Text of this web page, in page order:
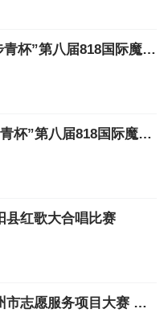
直播回放丨 “步青杯”第八届818国际魔方大赛冠军赛
直播回放丨“步青杯”第八届818国际魔方大赛开幕式
县红歌大合唱比赛
直播回放丨温州市志愿服务项目大赛 一抹“志愿红”讲述“大城小爱”